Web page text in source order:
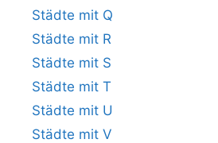
Städte mit Q
Städte mit R
Städte mit S
Städte mit T
Städte mit U
Städte mit V